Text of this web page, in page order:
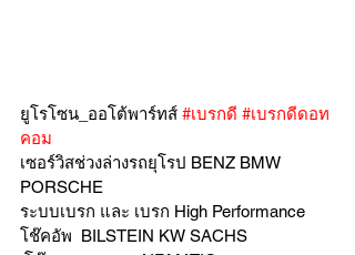
ยูโรโซน_ออโต้พาร์ทส์ #เบรกดี #เบรกดีดอท
คอม
เซอร์วิสช่วงล่างรถยุโรป BENZ BMW
PORSCHE
ระบบเบรก และ เบรก High Performance
โช๊คอัพ  BILSTEIN KW SACHS